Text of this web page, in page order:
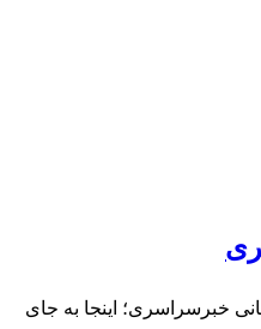
اینجا به جای